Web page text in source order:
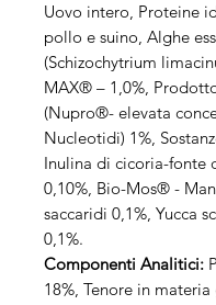
Uovo intero, Proteine
pollo e suino, Alghe
(Schizochytrium
MAX® – 1,0%,
(Nupro®- elevata
Nucleotidi) 1%,
Inulina di cicoria-fonte
0,10%, Bio-Mos® -
saccaridi 0,1%, Yucca
0,1%.
Componenti Analitici:
18%, Tenore in materia